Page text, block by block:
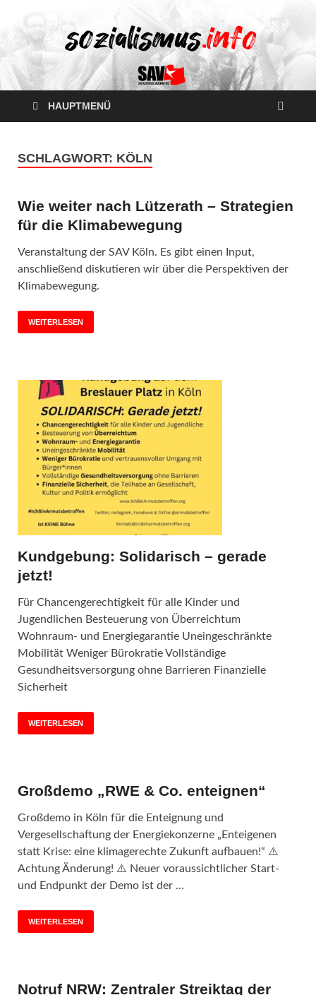
HAUPTMENÜ
SCHLAGWORT: KÖLN
Wie weiter nach Lützerath – Strategien
für die Klimabewegung
Veranstaltung der SAV Köln. Es gibt einen Input,
anschließend diskutieren wir über die Perspektiven der
Klimabewegung.
WEITERLESEN
Kundgebung: Solidarisch – gerade
jetzt!
Für Chancengerechtigkeit für alle Kinder und
Jugendlichen Besteuerung von Überreichtum
Wohnraum- und Energiegarantie Uneingeschränkte
Mobilität Weniger Bürokratie Vollständige
Gesundheitsversorgung ohne Barrieren Finanzielle
Sicherheit
WEITERLESEN
Großdemo „RWE & Co. enteignen“
Großdemo in Köln für die Enteignung und
Vergesellschaftung der Energiekonzerne „Enteigenen
statt Krise: eine klimagerechte Zukunft aufbauen!“ ⚠️
Achtung Änderung! ⚠️ Neuer voraussichtlicher Start-
und Endpunkt der Demo ist der …
WEITERLESEN
Notruf NRW: Zentraler Streiktag der